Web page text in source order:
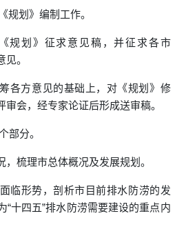
规划》编制工作。
规划》征求意见稿，并征求各市
见。
各方意见的基础上，对《规划》修
会，经专家论证后形成送审稿。
部分。
梳理市总体概况及发展规划。
临形势，剖析市目前排水防涝的发
“十四五”排水防涝需要建设的重点内